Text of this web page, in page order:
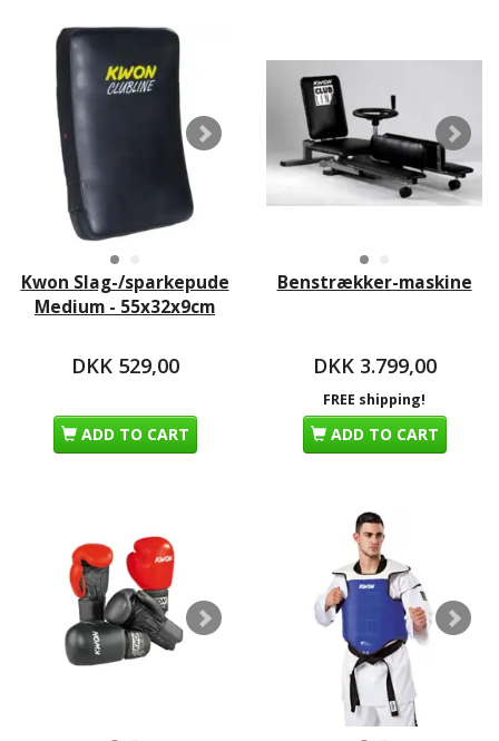
Kwon Slag-/sparkepude
Medium - 55x32x9cm
DKK 529,00
ADD TO CART
Benstrækker-maskine
DKK 3.799,00
FREE shipping!
ADD TO CART